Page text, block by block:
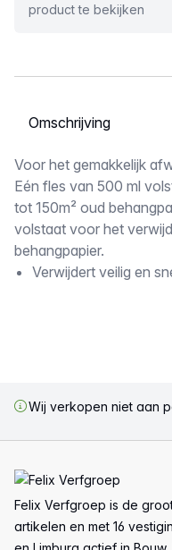
product te bekijken
Selecteer een tabblad
Omschrijving
Voor het gemakkelijk
Eén fles van 500 ml
tot 150m² oud
volstaat voor het
behangpapier.
Verwijdert veilig en
Wij verkopen niet aan
Felix Verfgroep is de
artikelen en met 16